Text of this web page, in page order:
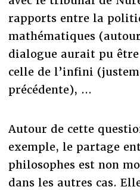
rapports entre la
mathématiques
dialogue aurait pu
celle de l’infini
précédente), ...
Autour de cette
exemple, le partage
philosophes est non
dans les autres cas.